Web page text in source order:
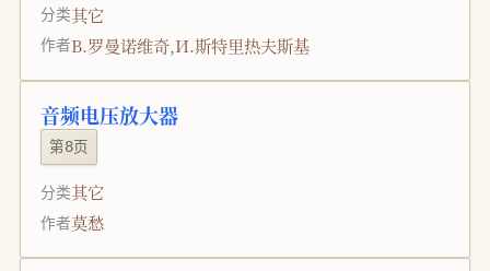
分类其它
作者В.罗曼诺维奇,И.斯特里热夫斯基
音频电压放大器
第8页
分类其它
作者莫愁